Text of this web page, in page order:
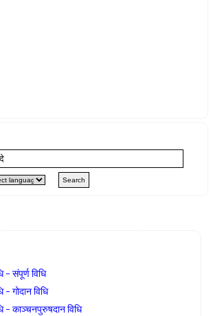
– संपूर्ण विधि
– गोदान विधि
– काञ्चनपुरुषदान विधि